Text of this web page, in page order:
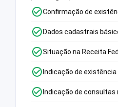
Confirmação de
Dados cadastrais
Situação na Receita
Indicação de
Indicação de